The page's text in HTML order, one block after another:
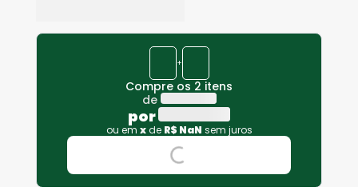
+
Compre os 2 itens
de
por
ou em x de R$ NaN sem juros